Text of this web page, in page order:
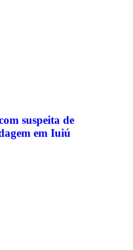
suspeita de
em Iuiú